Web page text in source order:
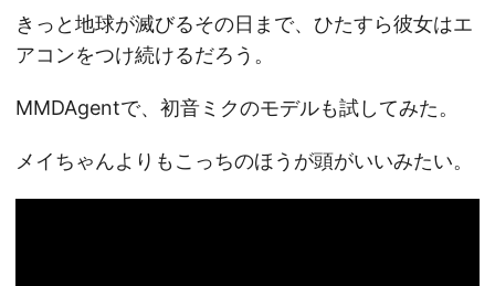
きっと地球が滅びるその日まで、ひたすら彼女はエ
アコンをつけ続けるだろう。
MMDAgentで、初音ミクのモデルも試してみた。
メイちゃんよりもこっちのほうが頭がいいみたい。